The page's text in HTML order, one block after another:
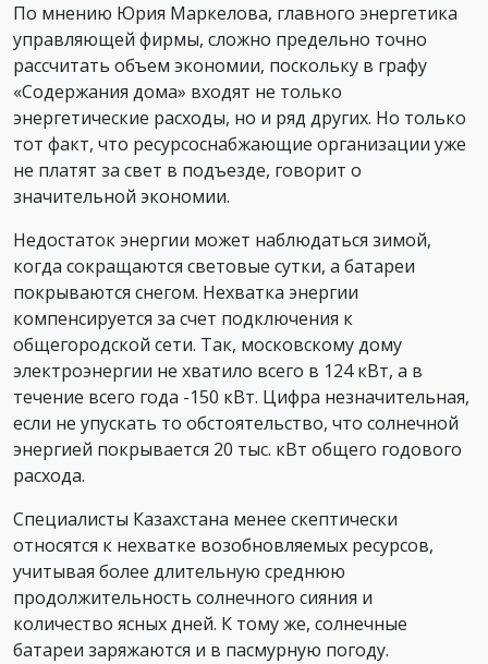
По мнению Юрия Маркелова, главного энергетика
управляющей фирмы, сложно предельно точно
рассчитать объем экономии, поскольку в графу
«Содержания дома» входят не только
энергетические расходы, но и ряд других. Но только
тот факт, что ресурсоснабжающие организации уже
не платят за свет в подъезде, говорит о
значительной экономии.
Недостаток энергии может наблюдаться зимой,
когда сокращаются световые сутки, а батареи
покрываются снегом. Нехватка энергии
компенсируется за счет подключения к
общегородской сети. Так, московскому дому
электроэнергии не хватило всего в 124 кВт, а в
течение всего года -150 кВт. Цифра незначительная,
если не упускать то обстоятельство, что солнечной
энергией покрывается 20 тыс. кВт общего годового
расхода.
Специалисты Казахстана менее скептически
относятся к нехватке возобновляемых ресурсов,
учитывая более длительную среднюю
продолжительность солнечного сияния и
количество ясных дней. К тому же, солнечные
батареи заряжаются и в пасмурную погоду.